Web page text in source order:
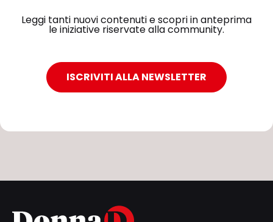
Leggi tanti nuovi contenuti e scopri in anteprima
le iniziative riservate alla community.
ISCRIVITI ALLA NEWSLETTER